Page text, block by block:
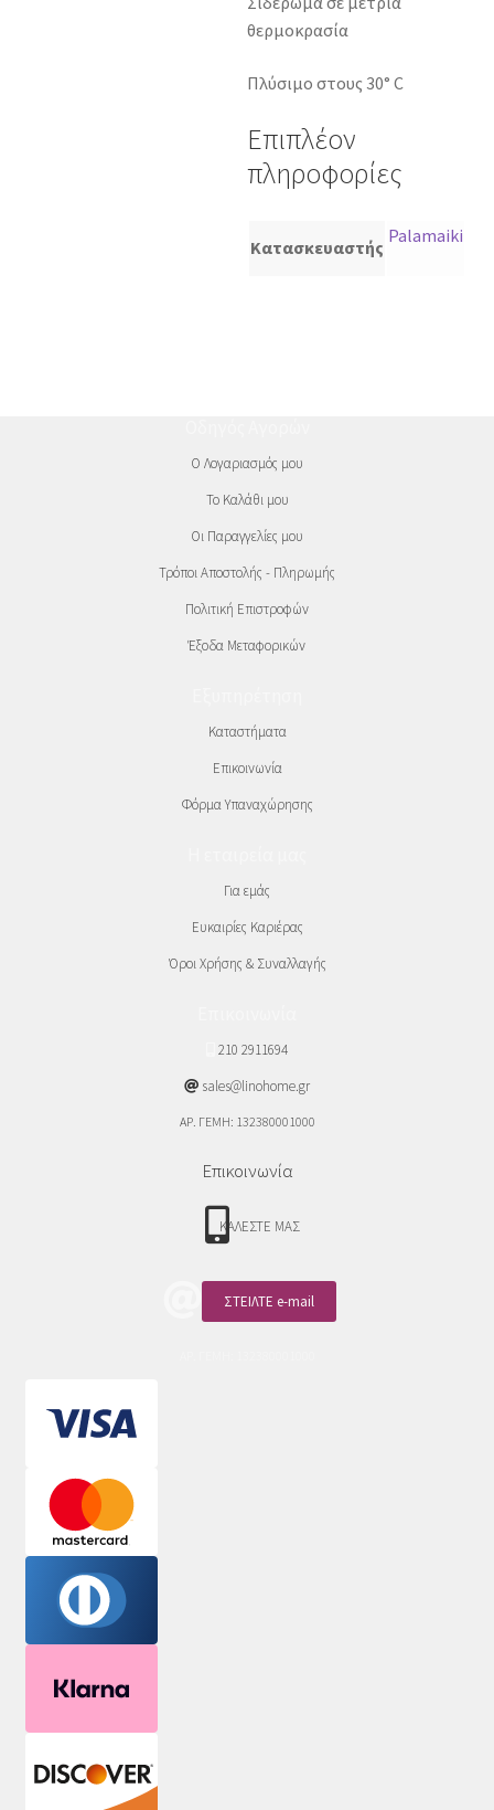
θερμοκρασία
Πλύσιμο στους 30° C
Επιπλέον
πληροφορίες
Κατασκευαστής
Palamaiki
Ο Λογαριασμός μου
Το Καλάθι μου
Οι Παραγγελίες μου
Τρόποι Αποστολής - Πληρωμής
Πολιτική Επιστροφών
Έξοδα Μεταφορικών
Καταστήματα
Επικοινωνία
Φόρμα Υπαναχώρησης
Για εμάς
Ευκαιρίες Καριέρας
Όροι Χρήσης & Συναλλαγής
210 2911694
sales@linohome.gr
ΑΡ. ΓΕΜΗ: 132380001000
Επικοινωνία
ΚΑΛΕΣΤΕ ΜΑΣ
ΣΤΕΙΛΤΕ e-mail